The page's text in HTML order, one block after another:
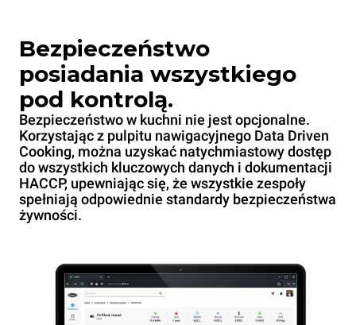
Bezpieczeństwo
posiadania wszystkiego
pod kontrolą.
Bezpieczeństwo w kuchni nie jest opcjonalne.
Korzystając z pulpitu nawigacyjnego Data Driven
Cooking, można uzyskać natychmiastowy dostęp
do wszystkich kluczowych danych i dokumentacji
HACCP, upewniając się, że wszystkie zespoły
spełniają odpowiednie standardy bezpieczeństwa
żywności.